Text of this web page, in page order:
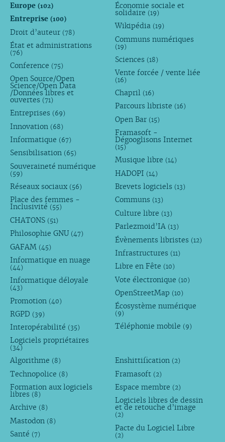
Europe (102)
Entreprise (100)
Droit d’auteur (78)
État et administrations
(76)
Conference (75)
Open Source/Open
Science/Open Data
/Données libres et
ouvertes (71)
Entreprises (69)
Innovation (68)
Informatique (67)
Sensibilisation (65)
Souveraineté numérique
(59)
Réseaux sociaux (56)
Place des femmes -
Inclusivité (55)
CHATONS (51)
Philosophie GNU (47)
GAFAM (45)
Informatique en nuage
(44)
Informatique déloyale
(43)
Promotion (40)
RGPD (39)
Interopérabilité (35)
Logiciels propriétaires
(34)
Économie sociale et
solidaire (19)
Wikipédia (19)
Communs numériques
(19)
Sciences (18)
Vente forcée / vente liée
(16)
Chapril (16)
Parcours libriste (16)
Open Bar (15)
Framasoft -
Dégooglisons Internet
(15)
Musique libre (14)
HADOPI (14)
Brevets logiciels (13)
Communs (13)
Culture libre (13)
Parlezmoid’IA (13)
Évènements libristes (12)
Infrastructures (11)
Libre en Fête (10)
Vote électronique (10)
OpenStreetMap (10)
Écosystème numérique
(9)
Téléphonie mobile (9)
Algorithme (8)
Technopolice (8)
Formation aux logiciels
libres (8)
Archive (8)
Mastodon (8)
Santé (7)
Enshittification (2)
Framasoft (2)
Espace membre (2)
Logiciels libres de dessin
et de retouche d’image
(2)
Pacte du Logiciel Libre
(2)